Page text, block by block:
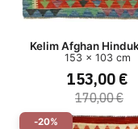
Kelim Afghan
153 x 103 cm
153,00 €
170,00 €
-20%